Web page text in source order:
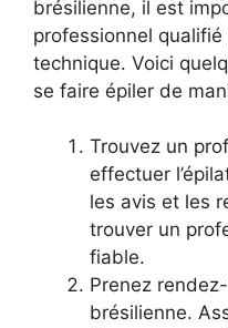
brésilienne, il est
professionnel
technique. Voici
se faire épiler de
Trouvez un
effectuer
les avis et les
trouver un
fiable.
Prenez
brésilienne.